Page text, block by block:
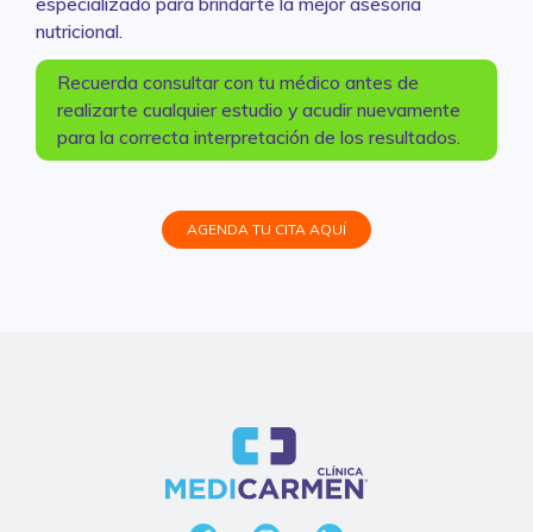
nutricional.
Recuerda consultar con tu médico antes de
realizarte cualquier estudio y acudir nuevamente
para la correcta interpretación de los resultados.
AGENDA TU CITA AQUÍ